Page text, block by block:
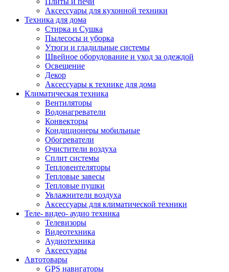
Аксессуары для кухонной техники
Техника для дома
Стирка и Сушка
Пылесосы и уборка
Утюги и гладильные системы
Швейное оборудование и уход за одеждой
Освещение
Декор
Аксессуары к технике для дома
Климатическая техника
Вентиляторы
Водонагреватели
Конвекторы
Кондиционеры мобильные
Обогреватели
Очистители воздуха
Сплит системы
Тепловентеляторы
Тепловые завесы
Тепловые пушки
Увлажнители воздуха
Аксессуары для климатической техники
Теле- видео- аудио техника
Телевизоры
Видеотехника
Аудиотехника
Аксессуары
Автотовары
GPS навигаторы